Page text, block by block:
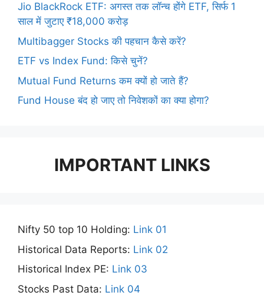
Jio BlackRock ETF: अगस्त तक लॉन्च होंगे ETF, सिर्फ 1
साल में जुटाए ₹18,000 करोड़
Multibagger Stocks की पहचान कैसे करें?
ETF vs Index Fund: किसे चुनें?
Mutual Fund Returns कम क्यों हो जाते हैं?
Fund House बंद हो जाए तो निवेशकों का क्या होगा?
IMPORTANT LINKS
Nifty 50 top 10 Holding: Link 01
Historical Data Reports: Link 02
Historical Index PE: Link 03
Stocks Past Data: Link 04